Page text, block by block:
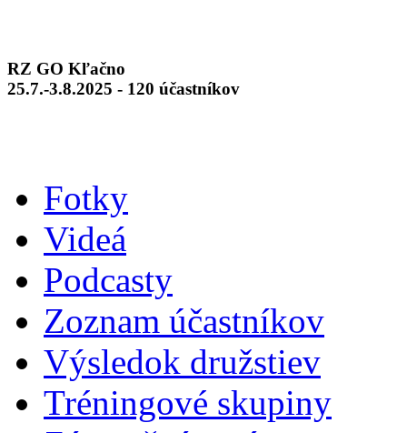
RZ GO Kľačno
25.7.-3.8.2025 - 120 účastníkov
Fotky
Videá
Podcasty
Zoznam účastníkov
Výsledok družstiev
Tréningové skupiny